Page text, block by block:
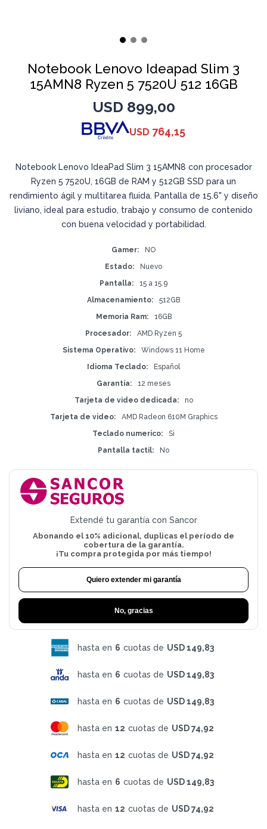
Notebook Lenovo Ideapad Slim 3
15AMN8 Ryzen 5 7520U 512 16GB
USD 899,00
USD 764,15
Notebook Lenovo IdeaPad Slim 3 15AMN8 con procesador
Ryzen 5 7520U, 16GB de RAM y 512GB SSD para un
rendimiento ágil y multitarea fluida. Pantalla de 15.6" y diseño
liviano, ideal para estudio, trabajo y consumo de contenido
con buena velocidad y portabilidad.
Gamer
NO
Estado
Nuevo
Pantalla
15 a 15.9
Almacenamiento
512GB
Memoria Ram
16GB
Procesador
AMD Ryzen 5
Sistema Operativo
Windows 11 Home
Idioma Teclado
Español
Garantía
12 meses
Tarjeta de video dedicada
no
Tarjeta de video
AMD Radeon 610M Graphics
Teclado numerico
Si
Pantalla tactil
No
Extendé tu garantía con Sancor
Abonando el 10% adicional, duplicas el período de
cobertura de la garantía.
¡Tu compra protegida por más tiempo!
Quiero extender mi garantía
No, gracias
hasta en 6 cuotas de USD 149,83
hasta en 6 cuotas de USD 149,83
hasta en 6 cuotas de USD 149,83
hasta en 12 cuotas de USD 74,92
hasta en 12 cuotas de USD 74,92
hasta en 6 cuotas de USD 149,83
hasta en 12 cuotas de USD 74,92